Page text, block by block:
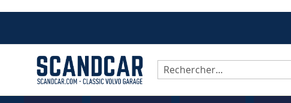
contenu
Rechercher